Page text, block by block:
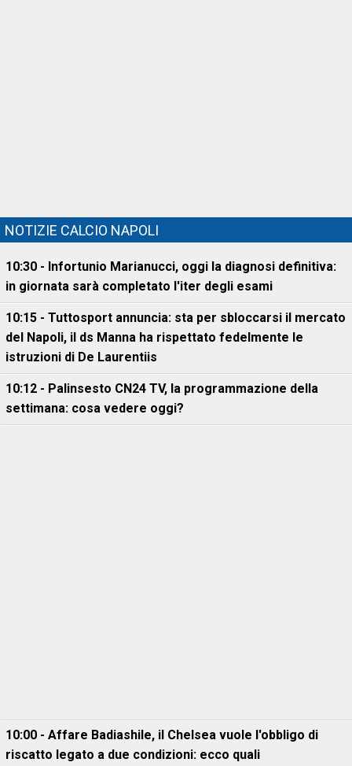
NOTIZIE CALCIO NAPOLI
10:30 - Infortunio Marianucci, oggi la diagnosi definitiva:
in giornata sarà completato l'iter degli esami
10:15 - Tuttosport annuncia: sta per sbloccarsi il mercato
del Napoli, il ds Manna ha rispettato fedelmente le
istruzioni di De Laurentiis
10:12 - Palinsesto CN24 TV, la programmazione della
settimana: cosa vedere oggi?
10:00 - Affare Badiashile, il Chelsea vuole l'obbligo di
riscatto legato a due condizioni: ecco quali